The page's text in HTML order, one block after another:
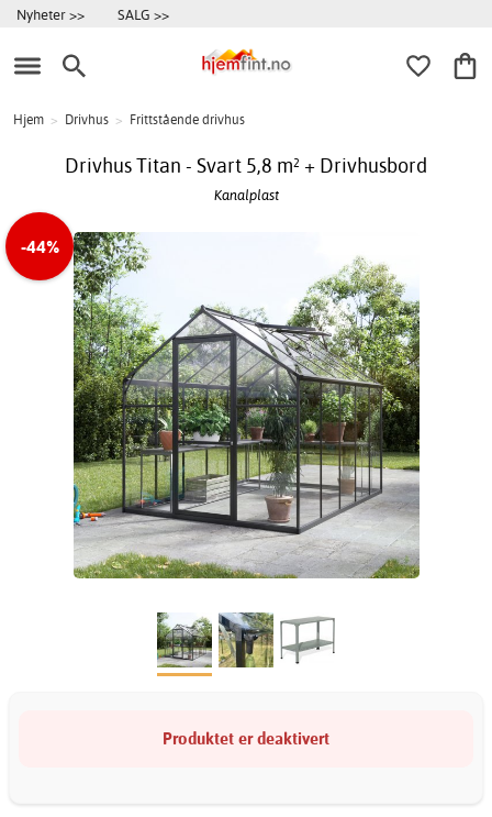
Nyheter >> SALG >>
Hjem > Drivhus > Frittstående drivhus
Drivhus Titan - Svart 5,8 m² + Drivhusbord
Kanalplast
-44%
Produktet er deaktivert